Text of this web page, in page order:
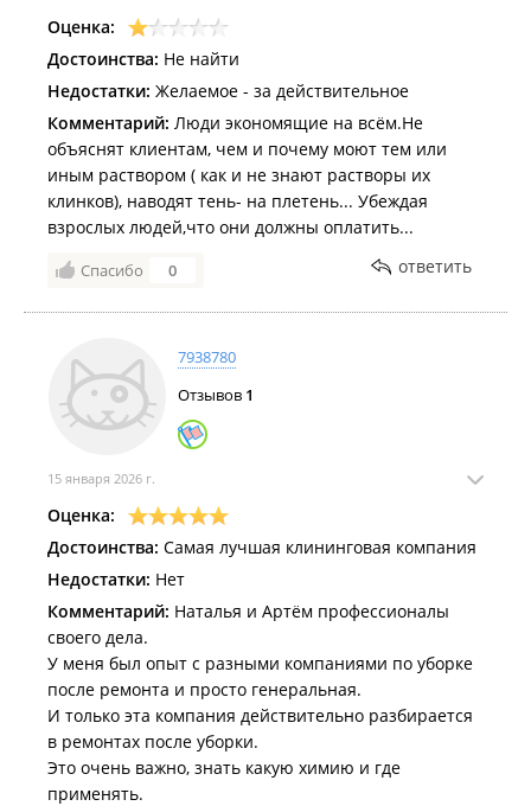
Оценка:
Достоинства: Не найти
Недостатки: Желаемое - за действительное
Комментарий: Люди экономящие на всём.Не
объяснят клиентам, чем и почему моют тем или
иным раствором ( как и не знают растворы их
клинков), наводят тень- на плетень... Убеждая
взрослых людей,что они должны оплатить...
Спасибо 0 ответить
7938780
Отзывов 1
15 января 2026 г.
Оценка:
Достоинства: Самая лучшая клининговая компания
Недостатки: Нет
Комментарий: Наталья и Артём профессионалы
своего дела.
У меня был опыт с разными компаниями по уборке
после ремонта и просто генеральная.
И только эта компания действительно разбирается
в ремонтах после уборки.
Это очень важно, знать какую химию и где
применять.